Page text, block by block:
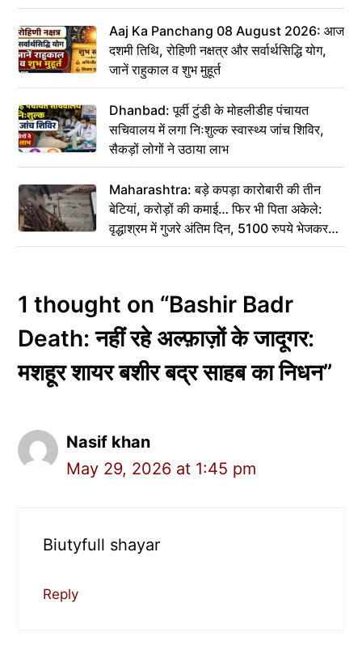
Aaj Ka Panchang 08 August 2026: आज
दशमी तिथि, रोहिणी नक्षत्र और सर्वार्थसिद्धि योग,
जानें राहुकाल व शुभ मुहूर्त
Dhanbad: पूर्वी टुंडी के मोहलीडीह पंचायत
सचिवालय में लगा निःशुल्क स्वास्थ्य जांच शिविर,
सैकड़ों लोगों ने उठाया लाभ
Maharashtra: बड़े कपड़ा कारोबारी की तीन
बेटियां, करोड़ों की कमाई… फिर भी पिता अकेले:
वृद्धाश्रम में गुजरे अंतिम दिन, 5100 रुपये भेजकर
कहा– अंतिम संस्कार कर दीजिए हम नहीं आ पाएंगे
1 thought on “Bashir Badr
Death: नहीं रहे अल्फ़ाज़ों के जादूगर:
मशहूर शायर बशीर बद्र साहब का निधन”
Nasif khan
May 29, 2026 at 1:45 pm
Biutyfull shayar
Reply